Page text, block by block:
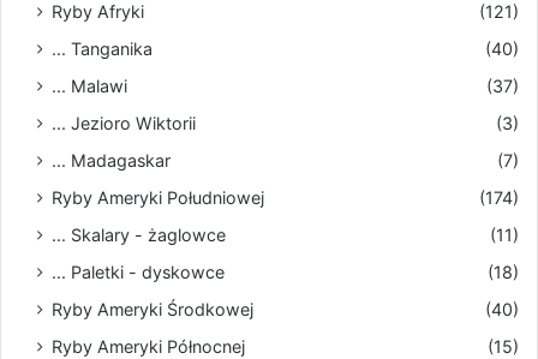
Ryby Afryki
(121)
... Tanganika
(40)
... Malawi
(37)
... Jezioro Wiktorii
(3)
... Madagaskar
(7)
Ryby Ameryki Południowej
(174)
... Skalary - żaglowce
(11)
... Paletki - dyskowce
(18)
Ryby Ameryki Środkowej
(40)
Ryby Ameryki Północnej
(15)